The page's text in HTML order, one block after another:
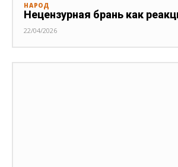
НАРОД
Нецензурная брань как
22/04/2026